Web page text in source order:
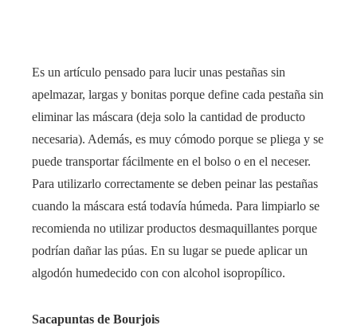
Es un artículo pensado para lucir unas pestañas sin
apelmazar, largas y bonitas porque define cada pestaña sin
eliminar las máscara (deja solo la cantidad de producto
necesaria). Además, es muy cómodo porque se pliega y se
puede transportar fácilmente en el bolso o en el neceser.
Para utilizarlo correctamente se deben peinar las pestañas
cuando la máscara está todavía húmeda. Para limpiarlo se
recomienda no utilizar productos desmaquillantes porque
podrían dañar las púas. En su lugar se puede aplicar un
algodón humedecido con con alcohol isopropílico.
Sacapuntas de Bourjois